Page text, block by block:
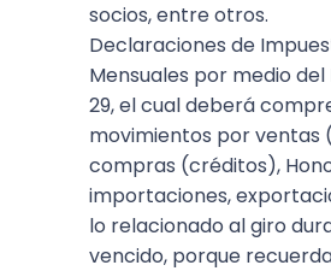
socios, entre otros.
Declaraciones de
Mensuales por medio
29, el cual deberá
movimientos por ventas
compras (créditos),
importaciones,
lo relacionado al giro
vencido, porque